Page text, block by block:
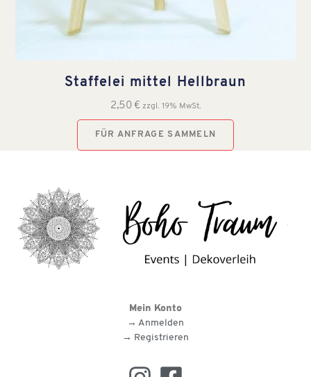
Staffelei mittel Hellbraun
2,50 € zzgl. 19% MwSt.
FÜR ANFRAGE SAMMELN
Mein Konto
→ Anmelden
→ Registrieren